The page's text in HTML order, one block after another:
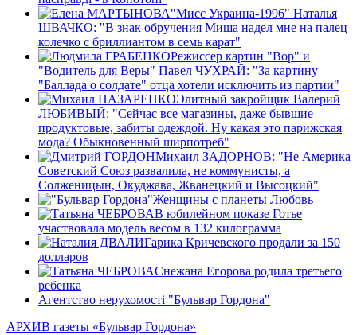
"Мисс Украина-1996" Наталья
ШВАЧКО: "В знак обручения Миша надел мне на палец
колечко с бриллиантом в семь карат"
Режиссер картин "Вор" и
"Водитель для Веры" Павел ЧУХРАЙ: "За картину
"Баллада о солдате" отца хотели исключить из партии"
Элитный закройщик Валерий
ЛЮБИВЫЙ: "Сейчас все магазины, даже бывшие
продуктовые, забиты одеждой. Ну какая это парижская
мода? Обыкновенный ширпотреб"
Михаил ЗАДОРНОВ: "Не Америка
Советский Союз развалила, не коммунисты, а
Солженицын, Окуджава, Жванецкий и Высоцкий"
Женщины с планеты Любовь
В юбилейном показе Готье
участвовала модель весом в 132 килограммa
Гарика Кричевского продали за 150
долларов
Снежана Егорова родила третьего
ребенка
Агентство нерухомості "Бульвар Гордона"
АРХИВ газеты «Бульвар Гордона»